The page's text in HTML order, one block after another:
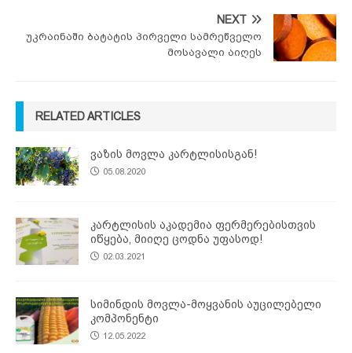
NEXT
უკრაინაში ბატატის პირველი სამრეწველო
მოსავალი აიღეს
RELATED ARTICLES
ვაზის მოვლა კარტლისისგან!
05.08.2020
კარტლისის აკადემია ფერმერებისთვის
იწყება, მიიღე ცოდნა უფასოდ!
02.03.2021
სიმინდის მოვლა-მოყვანის აუცილებელი
კომპონენტი
12.05.2022